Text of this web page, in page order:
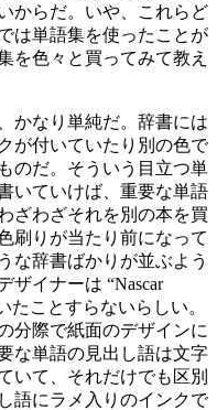
からだ。いや、これらど
は単語集を使ったことが
を色々と買ってみて教え
かなり単純だ。辞書には
が付いていたり別の色で
のだ。そういう目立つ単
いていけば、重要な単語
ざわざそれを別の本を買
刷りが当たり前になって
な辞書ばかりが並ぶよう
ザイナーは “Nascar
たことすらないらしい。
分際で紙面のデザインに
な単語の見出し語は文字
いて、それだけでも区別
語にラメ入りのインクで